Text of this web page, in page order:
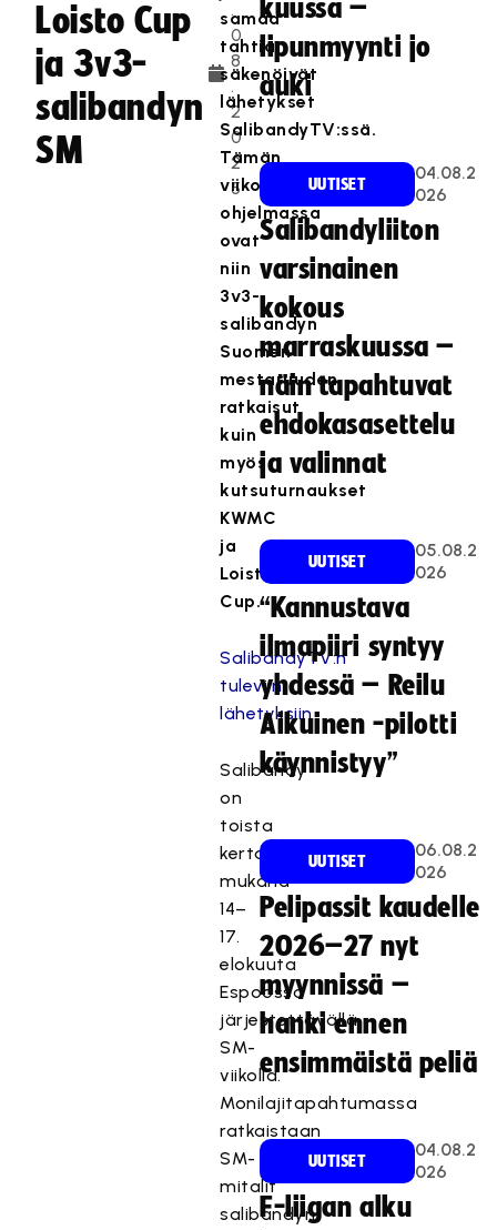
Loisto Cup
ja 3v3-
salibandyn
SM
.
0
8
.
2
0
2
5
samaa
tahtia
säkenöivät
lähetykset
SalibandyTV:ssä.
Tämän
viikonlopun
ohjelmassa
ovat
niin
3v3-
salibandyn
Suomen
mestaruuden
ratkaisut
kuin
myös
kutsuturnaukset
KWMC
ja
Loisto
Cup.
SalibandyTV:n
tuleviin
lähetyksiin
Salibandy
on
toista
kertaa
mukana
14–
17.
elokuuta
Espoossa
järjestettävällä
SM-
viikolla.
Monilajitapahtumassa
ratkaistaan
SM-
mitalit
salibandyn
kuussa –
lipunmyynti jo
auki
UUTISET
04.08.2
026
Salibandyliiton
varsinainen
kokous
marraskuussa –
näin tapahtuvat
ehdokasasettelu
ja valinnat
UUTISET
05.08.2
026
“Kannustava
ilmapiiri syntyy
yhdessä – Reilu
Aikuinen -pilotti
käynnistyy”
UUTISET
06.08.2
026
Pelipassit kaudelle
2026–27 nyt
myynnissä –
hanki ennen
ensimmäistä peliä
UUTISET
04.08.2
026
F-liigan alku